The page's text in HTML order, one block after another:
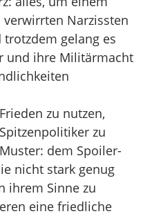
Narzissten
gelang es
und ihre Militärmacht
zu nutzen,
zu
dem Spoiler-
nicht stark genug
ihrem Sinne zu
eine friedliche